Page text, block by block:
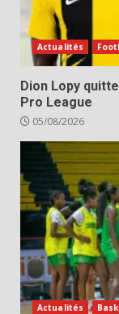
Actualités
Dion Lopy
Pro League
05/08/2026
Actualités